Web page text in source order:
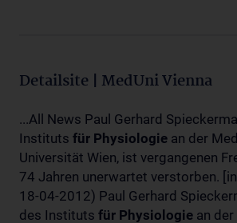
Detailsite | MedUni Vienna
...All News Paul Gerhard
Instituts für Physiologie an der
Universität Wien, ist vergangenen
74 Jahren unerwartet verstorben.
18-04-2012) Paul Gerhard
des Instituts für Physiologie an